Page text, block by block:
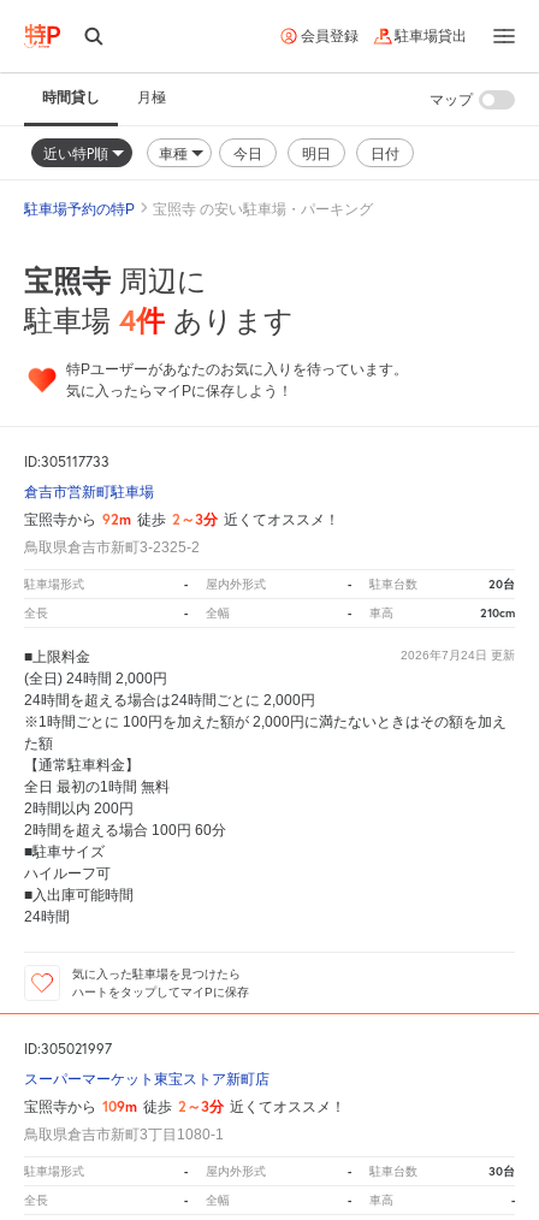
会員登録 駐車場貸出
時間貸し 月極
近い特P順 車種 今日 明日 日付
マップ
駐車場予約の特P 宝照寺 の安い駐車場・パーキング
宝照寺 周辺に
駐車場 4件 あります
特Pユーザーがあなたのお気に入りを待っています。
気に入ったらマイPに保存しよう！
ID:305117733
倉吉市営新町駐車場
宝照寺から 92m 徒歩 2～3分 近くてオススメ！
鳥取県倉吉市新町3-2325-2
駐車場形式 - 屋内外形式 - 駐車台数 20台
全長 - 全幅 - 車高 210cm
2026年7月24日 更新
■上限料金
(全日) 24時間 2,000円
24時間を超える場合は24時間ごとに 2,000円
※1時間ごとに 100円を加えた額が 2,000円に満たないときはその額を加え
た額
【通常駐車料金】
全日 最初の1時間 無料
2時間以内 200円
2時間を超える場合 100円 60分
■駐車サイズ
ハイルーフ可
■入出庫可能時間
24時間
気に入った駐車場を見つけたら
ハートをタップしてマイPに保存
ID:305021997
スーパーマーケット東宝ストア新町店
宝照寺から 109m 徒歩 2～3分 近くてオススメ！
鳥取県倉吉市新町3丁目1080-1
駐車場形式 - 屋内外形式 - 駐車台数 30台
全長 - 全幅 - 車高 -